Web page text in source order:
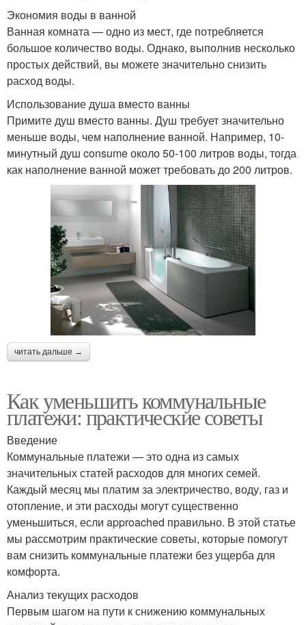
Экономия воды в ванной
Ванная комната — одно из мест, где потребляется
большое количество воды. Однако, выполнив несколько
простых действий, вы можете значительно снизить
расход воды.
Использование душа вместо ванны
Примите душ вместо ванны. Душ требует значительно
меньше воды, чем наполнение ванной. Например, 10-
минутный душ consume около 50-100 литров воды, тогда
как наполнение ванной может требовать до 200 литров.
читать дальше →
Как уменьшить коммунальные
платежи: практические советы
Введение
Коммунальные платежи — это одна из самых
значительных статей расходов для многих семей.
Каждый месяц мы платим за электричество, воду, газ и
отопление, и эти расходы могут существенно
уменьшиться, если approached правильно. В этой статье
мы рассмотрим практические советы, которые помогут
вам снизить коммунальные платежи без ущерба для
комфорта.
Анализ текущих расходов
Первым шагом на пути к снижению коммунальных